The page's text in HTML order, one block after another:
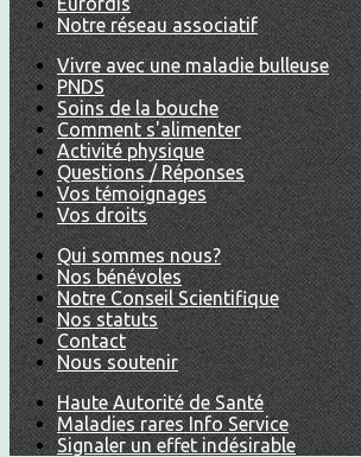
Notre réseau associatif
Vivre avec une maladie bulleuse
PNDS
Soins de la bouche
Comment s'alimenter
Activité physique
Questions / Réponses
Vos témoignages
Vos droits
Qui sommes nous?
Nos bénévoles
Notre Conseil Scientifique
Nos statuts
Contact
Nous soutenir
Haute Autorité de Santé
Maladies rares Info Service
Signaler un effet indésirable